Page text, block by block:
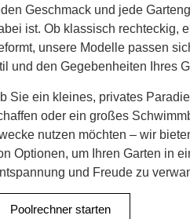
Geschmack und jede
ist. Ob klassisch rechteckig,
unsere Modelle passen
und den Gegebenheiten Ihres
Sie ein kleines, privates
oder ein großes
nutzen möchten – wir
Optionen, um Ihren Garten in
und Freude zu
Poolrechner starten